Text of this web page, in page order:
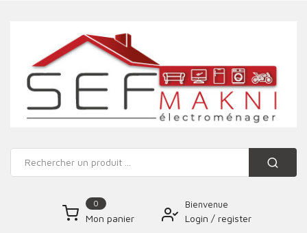
0
Mon panier
Bienvenue
Login / register